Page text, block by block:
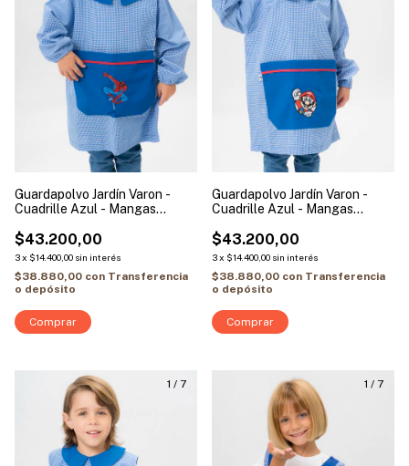
Guardapolvo Jardín Varon -
Cuadrille Azul - Mangas
$43.200,00
3x $14.400,00 sin interés
$38.880,00 con Transferencia
o depósito
Comprar
Guardapolvo Jardín Varon -
Cuadrille Azul - Mangas
$43.200,00
3x $14.400,00 sin interés
$38.880,00 con Transferencia
o depósito
Comprar
1 / 7 1 / 7